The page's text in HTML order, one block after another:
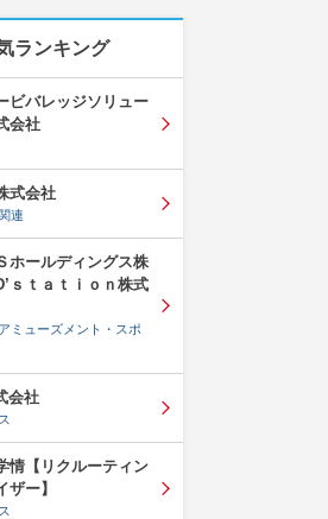
ランキング
ビバレッジソリュー
会社
式会社
連
ホールディングス株
ｓｔａｔｉｏｎ株式
ミューズメント・スポ
会社
情【リクルーティン
ザー】